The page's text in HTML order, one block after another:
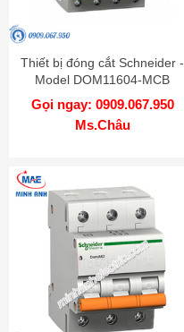
Thiết bị đóng cắt Schneider -
Model DOM11604-MCB
Gọi ngay: 0909.067.950
Ms.Châu